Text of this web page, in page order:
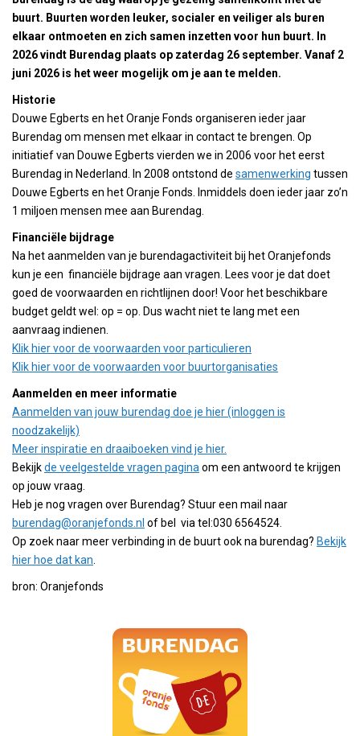
buurt. Buurten worden leuker, socialer en veiliger als buren
elkaar ontmoeten en zich samen inzetten voor hun buurt. In
2026 vindt Burendag plaats op zaterdag 26 september. Vanaf 2
juni 2026 is het weer mogelijk om je aan te melden.
Historie
Douwe Egberts en het Oranje Fonds organiseren ieder jaar
Burendag om mensen met elkaar in contact te brengen. Op
initiatief van Douwe Egberts vierden we in 2006 voor het eerst
Burendag in Nederland. In 2008 ontstond de samenwerking tussen
Douwe Egberts en het Oranje Fonds. Inmiddels doen ieder jaar zo’n
1 miljoen mensen mee aan Burendag.
Financiële bijdrage
Na het aanmelden van je burendagactiviteit bij het Oranjefonds
kun je een financiële bijdrage aan vragen. Lees voor je dat doet
goed de voorwaarden en richtlijnen door! Voor het beschikbare
budget geldt wel: op = op. Dus wacht niet te lang met een
aanvraag indienen.
Klik hier voor de voorwaarden voor particulieren
Klik hier voor de voorwaarden voor buurtorganisaties
Aanmelden en meer informatie
Aanmelden van jouw burendag doe je hier (inloggen is
noodzakelijk)
Meer inspiratie en draaiboeken vind je hier.
Bekijkde veelgestelde vragen pagina om een antwoord te krijgen
op jouw vraag.
Heb je nog vragen over Burendag? Stuur een mail naar
burendag@oranjefonds.nl of bel via tel:030 6564524.
Op zoek naar meer verbinding in de buurt ook na burendag? Bekijk
hier hoe dat kan
bron: Oranjefonds